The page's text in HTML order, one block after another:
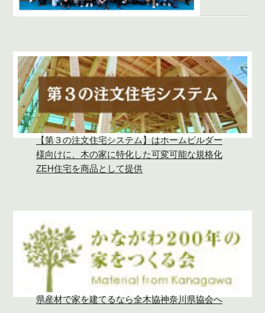
【第３の注文住宅システム】はホームビルダー
様向けに、木の家に特化した可変可能な規格化
ZEH住宅を商品として提供
県産材で家を建てるなら全木協神奈川県協会へ